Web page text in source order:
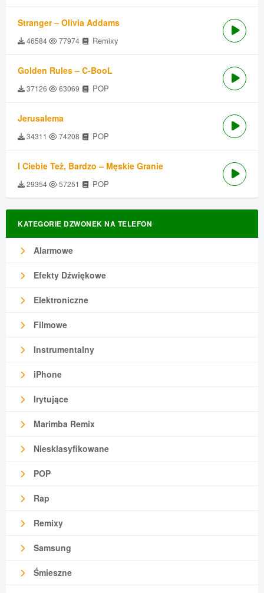
Stranger – Olivia Addams
46584 77974 Remixy
Golden Rules – C-BooL
37126 63069 POP
Jerusalema
34311 74208 POP
I Ciebie Też, Bardzo – Męskie Granie
29354 57251 POP
KATEGORIE DZWONEK NA TELEFON
Alarmowe
Efekty Dźwiękowe
Elektroniczne
Filmowe
Instrumentalny
iPhone
Irytujące
Marimba Remix
Niesklasyfikowane
POP
Rap
Remixy
Samsung
Śmieszne